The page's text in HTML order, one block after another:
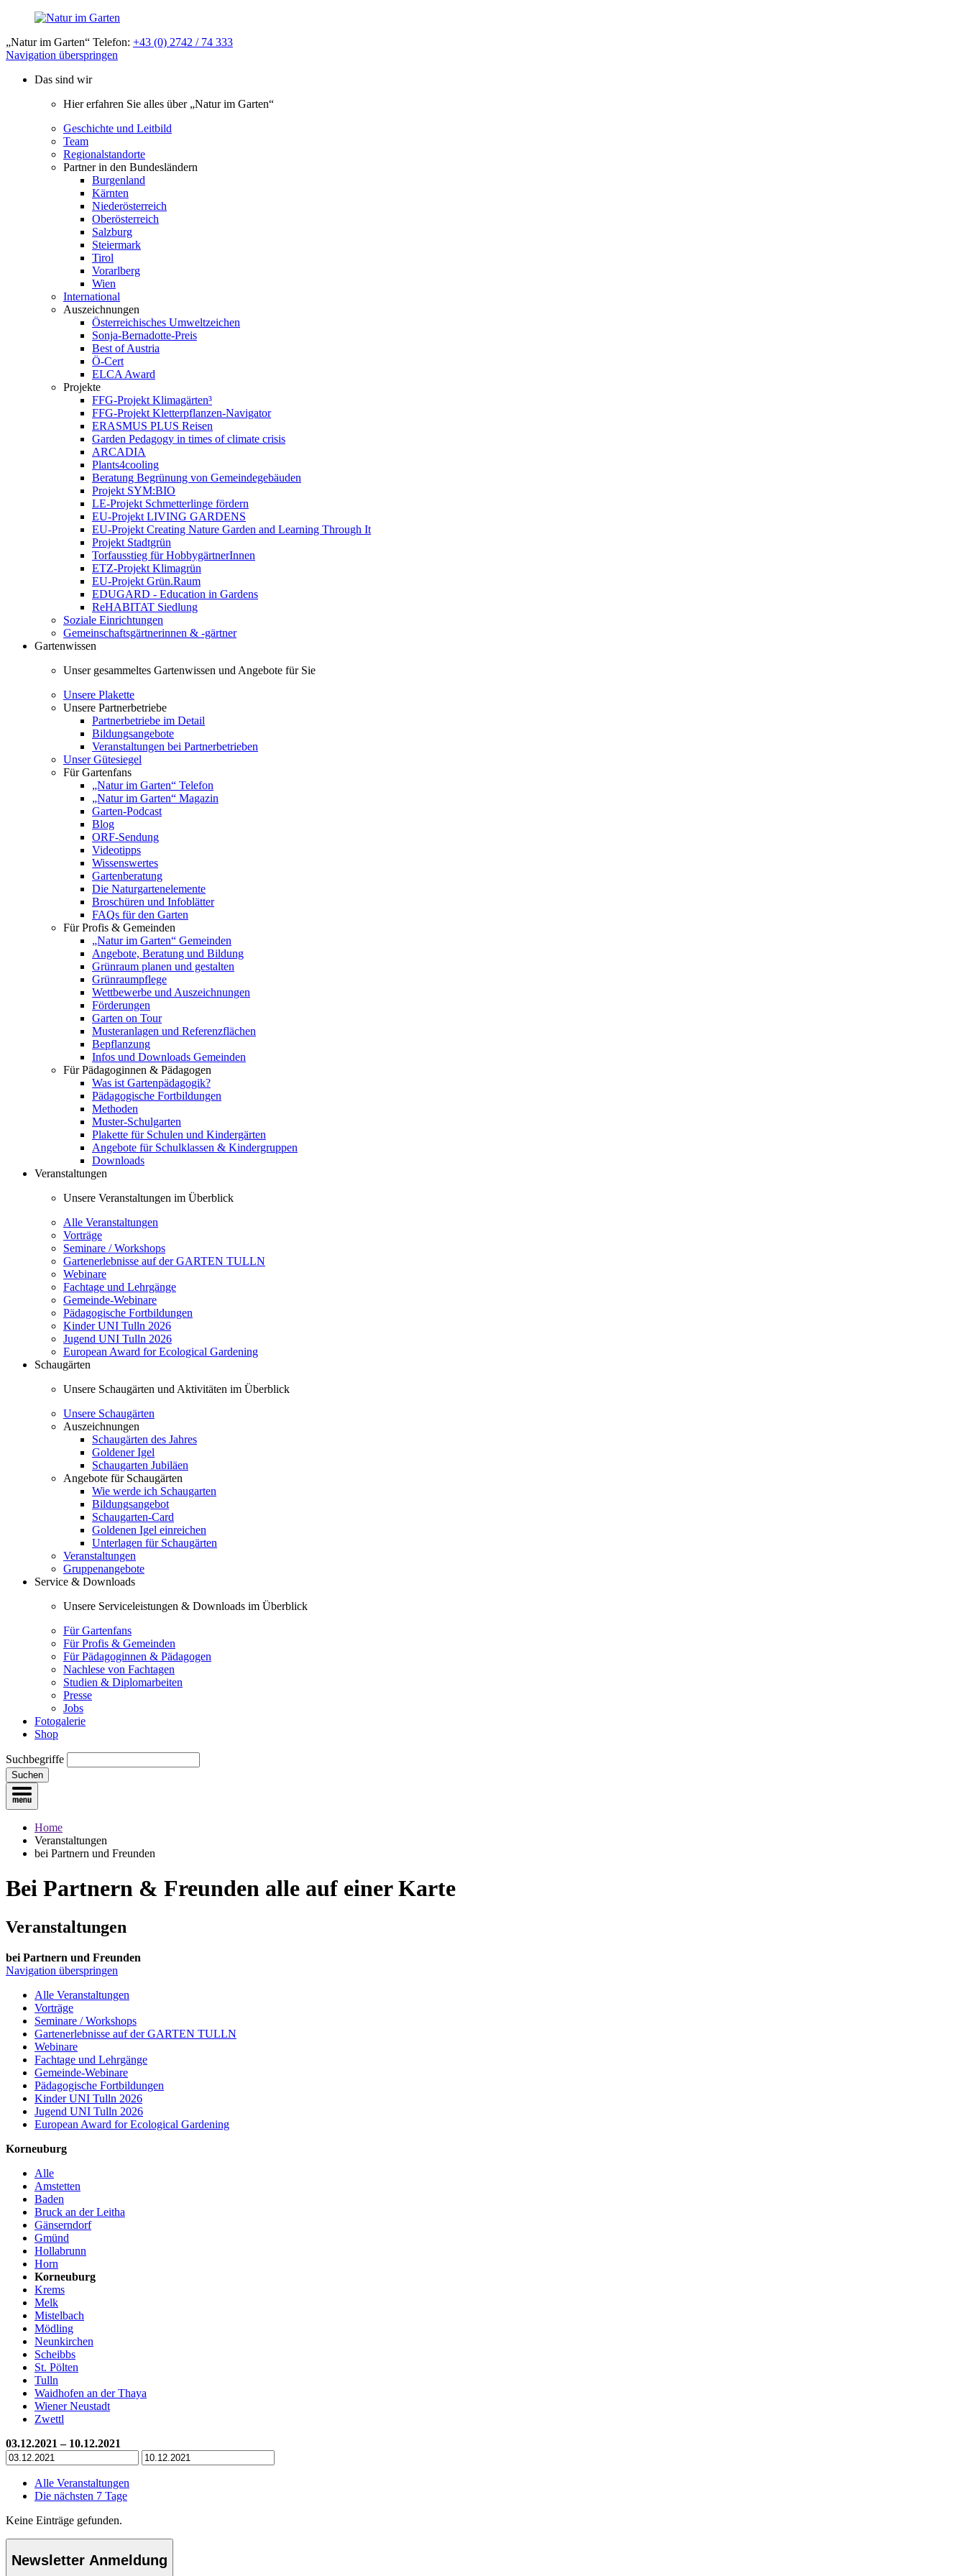
„Natur im Garten“ Telefon: +43 (0) 2742 / 74 333
Navigation überspringen
Das sind wir
Hier erfahren Sie alles über „Natur im Garten“
Geschichte und Leitbild
Team
Regionalstandorte
Partner in den Bundesländern
Burgenland
Kärnten
Niederösterreich
Oberösterreich
Salzburg
Steiermark
Tirol
Vorarlberg
Wien
International
Auszeichnungen
Österreichisches Umweltzeichen
Sonja-Bernadotte-Preis
Best of Austria
Ö-Cert
ELCA Award
Projekte
FFG-Projekt Klimagärten³
FFG-Projekt Kletterpflanzen-Navigator
ERASMUS PLUS Reisen
Garden Pedagogy in times of climate crisis
ARCADIA
Plants4cooling
Beratung Begrünung von Gemeindegebäuden
Projekt SYM:BIO
LE-Projekt Schmetterlinge fördern
EU-Projekt LIVING GARDENS
EU-Projekt Creating Nature Garden and Learning Through It
Projekt Stadtgrün
Torfausstieg für HobbygärtnerInnen
ETZ-Projekt Klimagrün
EU-Projekt Grün.Raum
EDUGARD - Education in Gardens
ReHABITAT Siedlung
Soziale Einrichtungen
Gemeinschaftsgärtnerinnen & -gärtner
Gartenwissen
Unser gesammeltes Gartenwissen und Angebote für Sie
Unsere Plakette
Unsere Partnerbetriebe
Partnerbetriebe im Detail
Bildungsangebote
Veranstaltungen bei Partnerbetrieben
Unser Gütesiegel
Für Gartenfans
„Natur im Garten“ Telefon
„Natur im Garten“ Magazin
Garten-Podcast
Blog
ORF-Sendung
Videotipps
Wissenswertes
Gartenberatung
Die Naturgartenelemente
Broschüren und Infoblätter
FAQs für den Garten
Für Profis & Gemeinden
„Natur im Garten“ Gemeinden
Angebote, Beratung und Bildung
Grünraum planen und gestalten
Grünraumpflege
Wettbewerbe und Auszeichnungen
Förderungen
Garten on Tour
Musteranlagen und Referenzflächen
Bepflanzung
Infos und Downloads Gemeinden
Für Pädagoginnen & Pädagogen
Was ist Gartenpädagogik?
Pädagogische Fortbildungen
Methoden
Muster-Schulgarten
Plakette für Schulen und Kindergärten
Angebote für Schulklassen & Kindergruppen
Downloads
Veranstaltungen
Unsere Veranstaltungen im Überblick
Alle Veranstaltungen
Vorträge
Seminare / Workshops
Gartenerlebnisse auf der GARTEN TULLN
Webinare
Fachtage und Lehrgänge
Gemeinde-Webinare
Pädagogische Fortbildungen
Kinder UNI Tulln 2026
Jugend UNI Tulln 2026
European Award for Ecological Gardening
Schaugärten
Unsere Schaugärten und Aktivitäten im Überblick
Unsere Schaugärten
Auszeichnungen
Schaugärten des Jahres
Goldener Igel
Schaugarten Jubiläen
Angebote für Schaugärten
Wie werde ich Schaugarten
Bildungsangebot
Schaugarten-Card
Goldenen Igel einreichen
Unterlagen für Schaugärten
Veranstaltungen
Gruppenangebote
Service & Downloads
Unsere Serviceleistungen & Downloads im Überblick
Für Gartenfans
Für Profis & Gemeinden
Für Pädagoginnen & Pädagogen
Nachlese von Fachtagen
Studien & Diplomarbeiten
Presse
Jobs
Fotogalerie
Shop
Suchbegriffe
Suchen
Home
Veranstaltungen
bei Partnern und Freunden
Bei Partnern & Freunden alle auf einer Karte
Veranstaltungen
bei Partnern und Freunden
Navigation überspringen
Alle Veranstaltungen
Vorträge
Seminare / Workshops
Gartenerlebnisse auf der GARTEN TULLN
Webinare
Fachtage und Lehrgänge
Gemeinde-Webinare
Pädagogische Fortbildungen
Kinder UNI Tulln 2026
Jugend UNI Tulln 2026
European Award for Ecological Gardening
Korneuburg
Alle
Amstetten
Baden
Bruck an der Leitha
Gänserndorf
Gmünd
Hollabrunn
Horn
Korneuburg
Krems
Melk
Mistelbach
Mödling
Neunkirchen
Scheibbs
St. Pölten
Tulln
Waidhofen an der Thaya
Wiener Neustadt
Zwettl
03.12.2021 – 10.12.2021
Alle Veranstaltungen
Die nächsten 7 Tage
Keine Einträge gefunden.
Newsletter Anmeldung